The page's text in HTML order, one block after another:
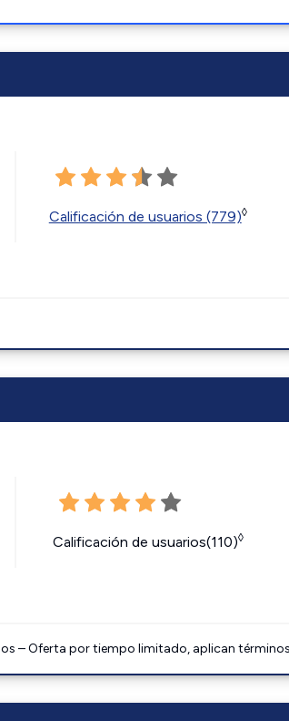
Calificación de usuarios (779)◊
Calificación de usuarios(110)◊
– Oferta por tiempo limitado, aplican